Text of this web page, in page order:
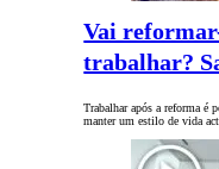
Vai
trabalhar?
Trabalhar após a reforma é
manter um estilo de vida